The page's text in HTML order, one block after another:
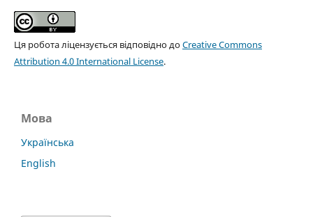
Ця робота ліцензується відповідно доCreative Commons
Attribution 4.0 International License.
Мова
Українська
English